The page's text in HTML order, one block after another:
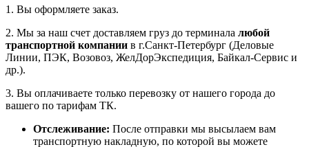
1. Вы оформляете заказ.
2. Мы за наш счет доставляем груз до терминала любой
транспортной компании в г.Санкт-Петербург (Деловые
Линии, ПЭК, Возовоз, ЖелДорЭкспедиция, Байкал-Сервис и
др.).
3. Вы оплачиваете только перевозку от нашего города до
вашего по тарифам ТК.
Отслеживание: После отправки мы высылаем вам
транспортную накладную, по которой вы можете